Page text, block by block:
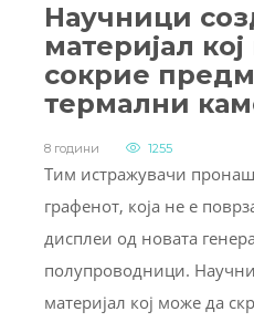
Научници
материјал
сокрие
термални
8 години 1255
Тим истражувачи
графенот, која не е
дисплеи од новата
полупроводници.
материјал кој може да